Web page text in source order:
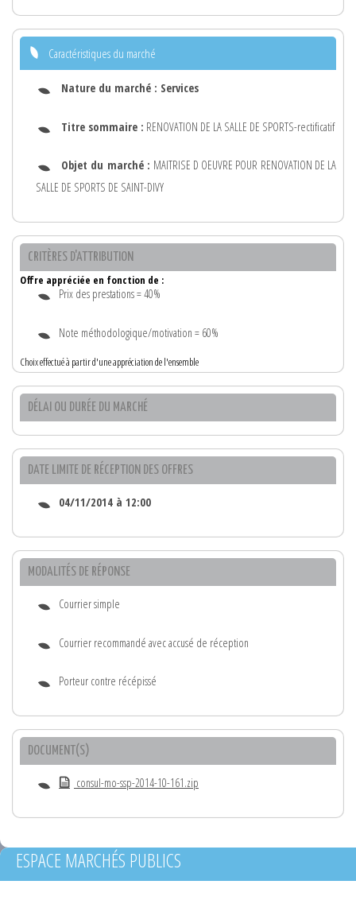
Caractéristiques du marché
Nature du marché : Services
Titre sommaire : RENOVATION DE LA SALLE DE SPORTS-rectificatif
Objet du marché : MAITRISE D OEUVRE POUR RENOVATION DE LA
SALLE DE SPORTS DE SAINT-DIVY
CRITÈRES D'ATTRIBUTION
Offre appréciée en fonction de :
Prix des prestations = 40%
Note méthodologique/motivation = 60%
Choix effectué à partir d'une appréciation de l'ensemble
DÉLAI OU DURÉE DU MARCHÉ
DATE LIMITE DE RÉCEPTION DES OFFRES
04/11/2014 à 12:00
MODALITÉS DE RÉPONSE
Courrier simple
Courrier recommandé avec accusé de réception
Porteur contre récépissé
DOCUMENT(S)
consul-mo-ssp-2014-10-161.zip
ESPACE MARCHÉS PUBLICS